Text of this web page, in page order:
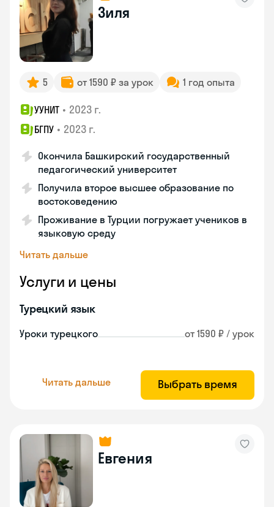
Зиля
5 от 1590 ₽ за урок 1 год опыта
УУНИТ • 2023 г.
БГПУ • 2023 г.
Окончила Башкирский государственный
педагогический университет
Получила второе высшее образование по
востоковедению
Проживание в Турции погружает учеников в
языковую среду
Читать дальше
Услуги и цены
Турецкий язык
Уроки турецкого от 1590 ₽ / урок
Читать дальше Выбрать время
Евгения